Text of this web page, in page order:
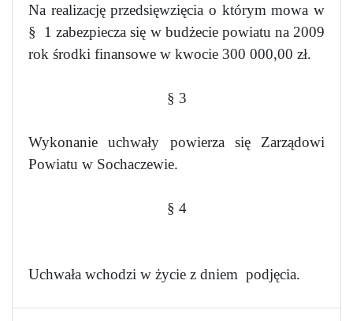
Na realizację przedsięwzięcia o którym mowa w
§
1 zabezpiecza się w budżecie powiatu na 2009
rok środki finansowe w kwocie 300 000,00 zł.
§ 3
Wykonanie uchwały powierza się Zarządowi
Powiatu w Sochaczewie.
§ 4
Uchwała wchodzi w życie z dniem podjęcia.